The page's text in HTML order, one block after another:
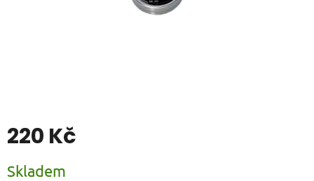
220 Kč
cena:
Skladem